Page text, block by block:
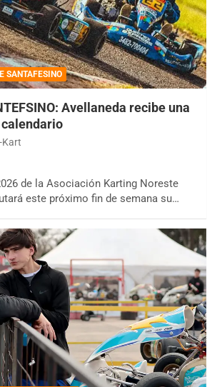
SANTAFESINO
Avellaneda recibe una
Kart
de la Asociación Karting Noreste
este próximo fin de semana su…